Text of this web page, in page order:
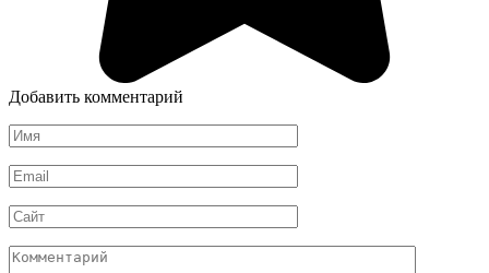
Добавить комментарий
Имя
*
Email
*
Сайт
Комментарий